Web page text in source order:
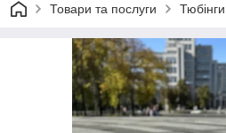
Товари та послуги Тюбінги